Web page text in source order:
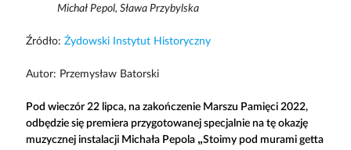
Michał Pepol, Sława Przybylska
Źródło: Żydowski Instytut Historyczny
Autor: Przemysław Batorski
Pod wieczór 22 lipca, na zakończenie Marszu Pamięci 2022,
odbędzie się premiera przygotowanej specjalnie na tę okazję
muzycznej instalacji Michała Pepola „Stoimy pod murami getta